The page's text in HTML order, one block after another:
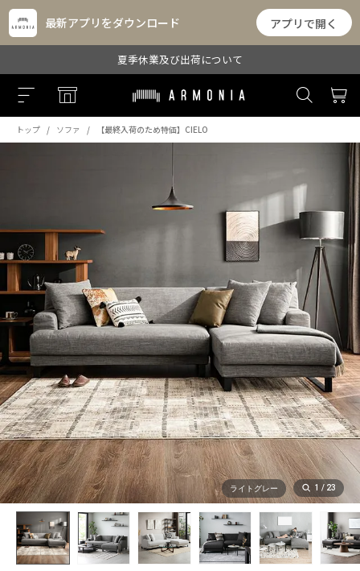
最新アプリをダウンロード アプリで開く
夏季休業及び出荷について
トップ ソファ 【最終入荷のため特価】CIELO
ライトグレー 1 / 23